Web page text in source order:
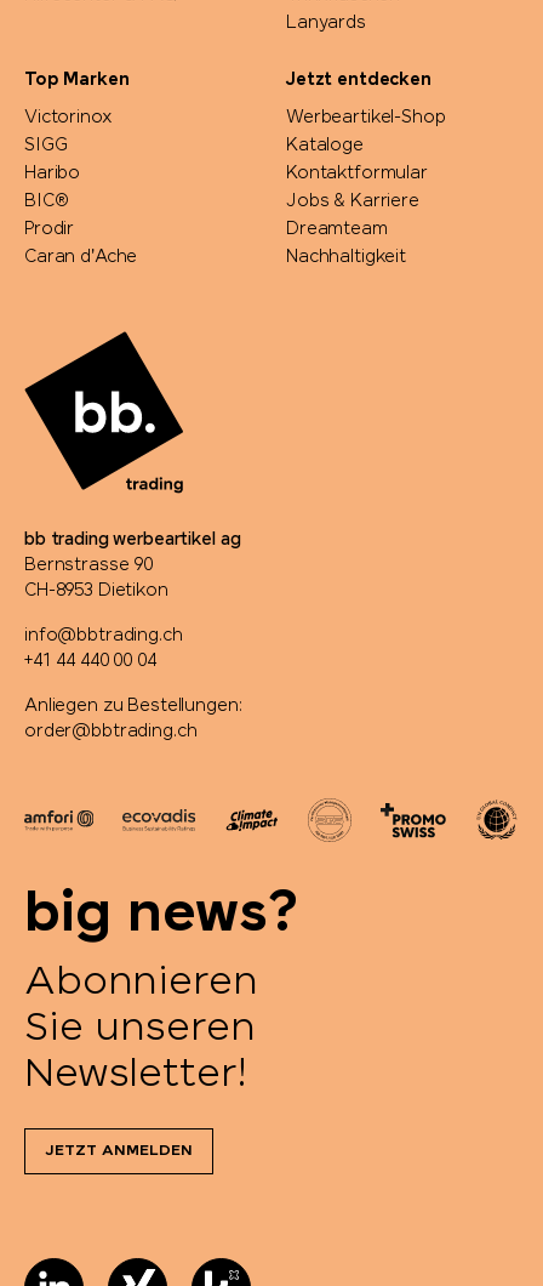
Lanyards
Top Marken
Victorinox
SIGG
Haribo
BIC®
Prodir
Caran d'Ache
Jetzt entdecken
Werbeartikel-Shop
Kataloge
Kontaktformular
Jobs & Karriere
Dreamteam
Nachhaltigkeit
bb trading werbeartikel ag
Bernstrasse 90
CH-8953 Dietikon
info@bbtrading.ch
+41 44 440 00 04
Anliegen zu Bestellungen:
order@bbtrading.ch
big news?
Abonnieren
Sie unseren
Newsletter!
JETZT ANMELDEN